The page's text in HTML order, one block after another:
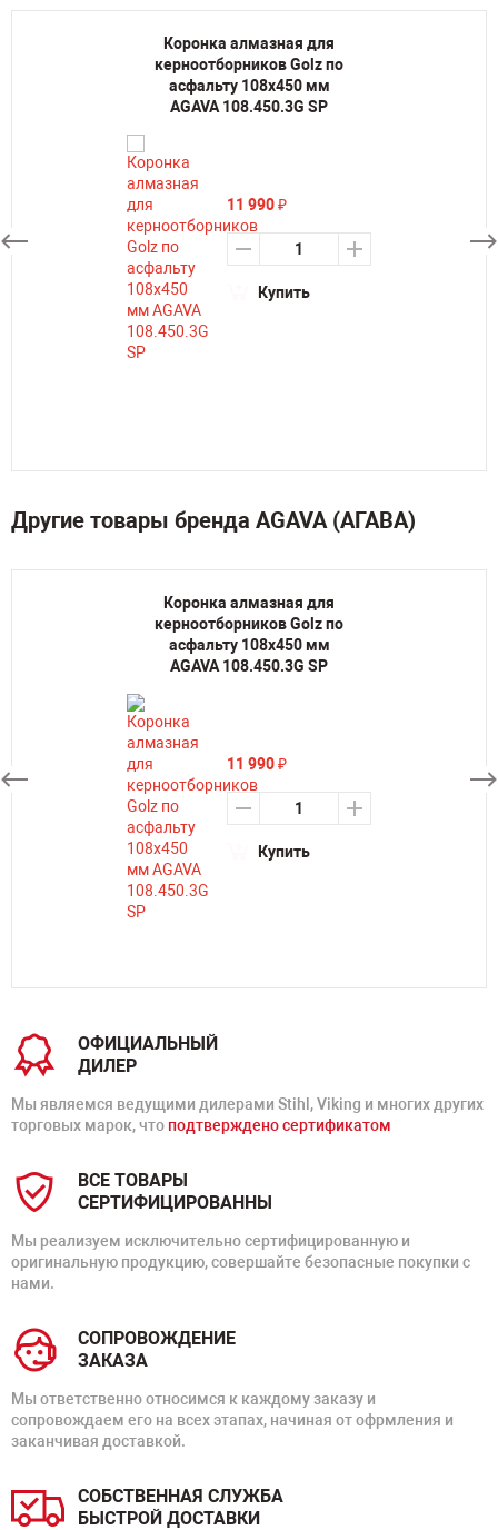
Коронка алмазная для
керноотборников Golz по
асфальту 108х450 мм
AGAVA 108.450.3G SP
11 990₽
Купить
Другие товары бренда AGAVA (АГАВА)
Коронка алмазная для
керноотборников Golz по
асфальту 108х450 мм
AGAVA 108.450.3G SP
11 990₽
Купить
ОФИЦИАЛЬНЫЙ
ДИЛЕР
Мы являемся ведущими дилерами Stihl, Viking и многих других
торговых марок, что подтверждено сертификатом
ВСЕ ТОВАРЫ
СЕРТИФИЦИРОВАННЫ
Мы реализуем исключительно сертифицированную и
оригинальную продукцию, совершайте безопасные покупки с
нами.
СОПРОВОЖДЕНИЕ
ЗАКАЗА
Мы ответственно относимся к каждому заказу и
сопровождаем его на всех этапах, начиная от офрмления и
заканчивая доставкой.
СОБСТВЕННАЯ СЛУЖБА
БЫСТРОЙ ДОСТАВКИ